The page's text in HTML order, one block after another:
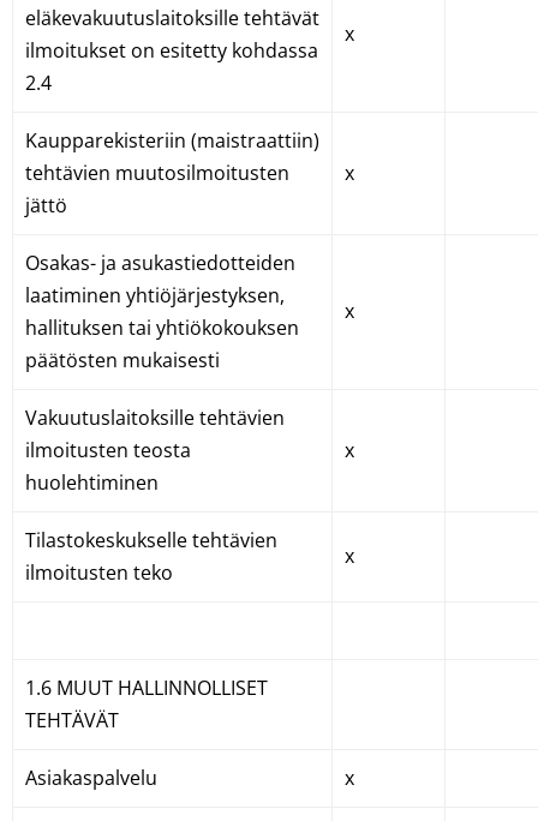
eläkevakuutuslaitoksille tehtävät
ilmoitukset on esitetty kohdassa
2.4
x
Kaupparekisteriin (maistraattiin)
tehtävien muutosilmoitusten
jättö
x
Osakas- ja asukastiedotteiden
laatiminen yhtiöjärjestyksen,
hallituksen tai yhtiökokouksen
päätösten mukaisesti
x
Vakuutuslaitoksille tehtävien
ilmoitusten teosta
huolehtiminen
x
Tilastokeskukselle tehtävien
ilmoitusten teko
x
1.6 MUUT HALLINNOLLISET
TEHTÄVÄT
Asiakaspalvelu x